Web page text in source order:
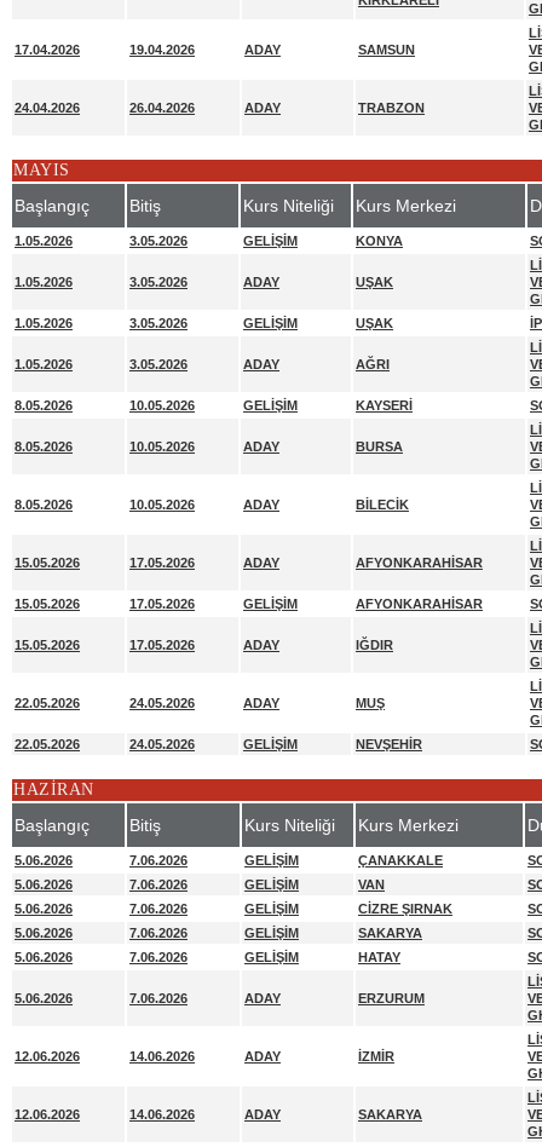
17.04.2026 19.04.2026 ADAY SAMSUN
24.04.2026 26.04.2026 ADAY TRABZON
MAYIS
Başlangıç Bitiş Kurs Niteliği Kurs Merkezi
1.05.2026 3.05.2026 GELİŞİM KONYA
1.05.2026 3.05.2026 ADAY UŞAK
1.05.2026
3.05.2026 GELİŞİM UŞAK
1.05.2026 3.05.2026 ADAY AĞRI
8.05.2026
10.05.2026 GELİŞİM KAYSERİ
8.05.2026 10.05.2026 ADAY BURSA
8.05.2026 10.05.2026 ADAY BİLECİK
15.05.2026 17.05.2026 ADAY AFYONKARAHİSAR
15.05.2026
17.05.2026 GELİŞİM AFYONKARAHİSAR
15.05.2026 17.05.2026 ADAY IĞDIR
22.05.2026 24.05.2026 ADAY MUŞ
22.05.2026
24.05.2026 GELİŞİM NEVŞEHİR
HAZİRAN
Başlangıç Bitiş Kurs Niteliği Kurs Merkezi
5.06.2026 7.06.2026 GELİŞİM ÇANAKKALE
5.06.2026
7.06.2026 GELİŞİM VAN
5.06.2026
7.06.2026 GELİŞİM CİZRE ŞIRNAK
5.06.2026
7.06.2026 GELİŞİM SAKARYA
5.06.2026
7.06.2026 GELİŞİM HATAY
5.06.2026 7.06.2026 ADAY ERZURUM
12.06.2026 14.06.2026 ADAY İZMİR
12.06.2026 14.06.2026 ADAY SAKARYA